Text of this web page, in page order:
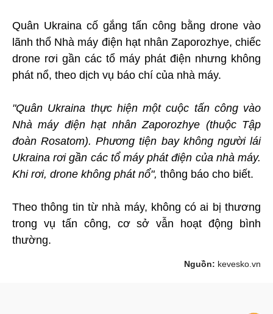
Quân Ukraina cố gắng tấn công bằng drone vào
lãnh thổ Nhà máy điện hạt nhân Zaporozhye, chiếc
drone rơi gần các tổ máy phát điện nhưng không
phát nổ, theo dịch vụ báo chí của nhà máy.
"Quân Ukraina thực hiện một cuộc tấn công vào
Nhà máy điện hạt nhân Zaporozhye (thuộc Tập
đoàn Rosatom). Phương tiện bay không người lái
Ukraina rơi gần các tổ máy phát điện của nhà máy.
Khi rơi, drone không phát nổ", thông báo cho biết.
Theo thông tin từ nhà máy, không có ai bị thương
trong vụ tấn công, cơ sở vẫn hoạt động bình
thường.
Nguồn: kevesko.vn